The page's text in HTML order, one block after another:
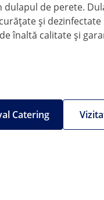
de perete.
și dezinfectate
înaltă calitate și
Catering